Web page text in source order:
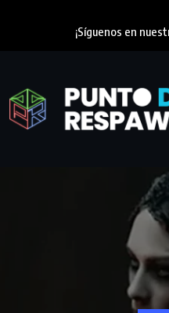
¡Síguenos en